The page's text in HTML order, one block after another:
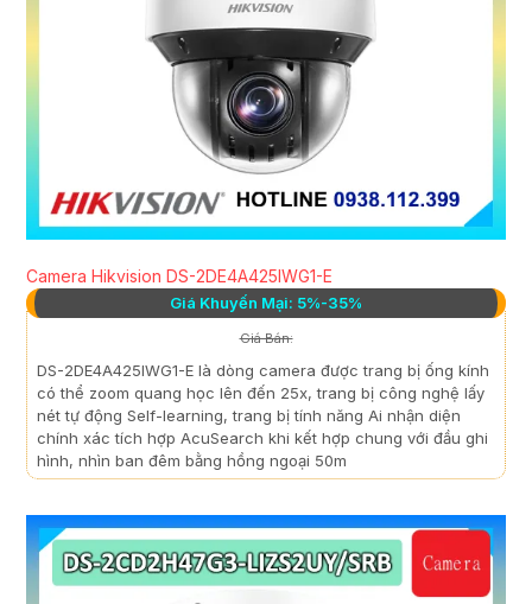
Camera Hikvision DS-2DE4A425IWG1-E
Giá Khuyến Mại: 5%-35%
Giá Bán:
DS-2DE4A425IWG1-E là dòng camera được trang bị ống kính
có thể zoom quang học lên đến 25x, trang bị công nghệ lấy
nét tự động Self-learning, trang bị tính năng Ai nhận diện
chính xác tích hợp AcuSearch khi kết hợp chung với đầu ghi
hình, nhìn ban đêm bằng hồng ngoại 50m